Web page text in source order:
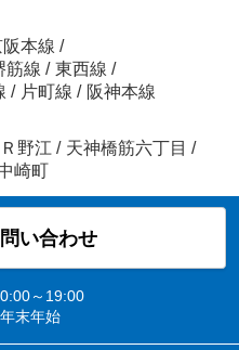
本線 /
筋線 / 東西線 /
/ 片町線 / 阪神本線
Ｒ野江 / 天神橋筋六丁目 /
崎町
い合わせ
～19:00
年末年始